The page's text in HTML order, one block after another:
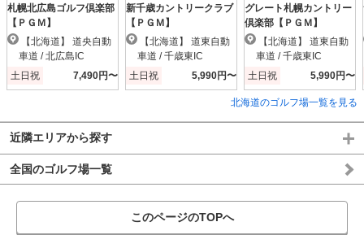
札幌北広島ゴルフ倶楽部
【ＰＧＭ】
車道 / 北広島IC
土日祝
7,490円〜
新千歳カントリークラブ
【ＰＧＭ】
車道 / 千歳東IC
土日祝
5,990円〜
グレート札幌カントリー
倶楽部【ＰＧＭ】
車道 / 千歳東IC
土日祝
5,990円〜
北海道のゴルフ場一覧を見る
近隣エリアから探す
全国のゴルフ場一覧
このページのTOPへ